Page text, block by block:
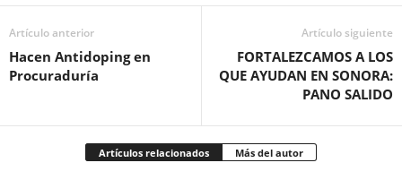
Artículo anterior
Hacen Antidoping en
Procuraduría
Artículo siguiente
FORTALEZCAMOS A LOS
QUE AYUDAN EN SONORA:
PANO SALIDO
Artículos relacionados Más del autor